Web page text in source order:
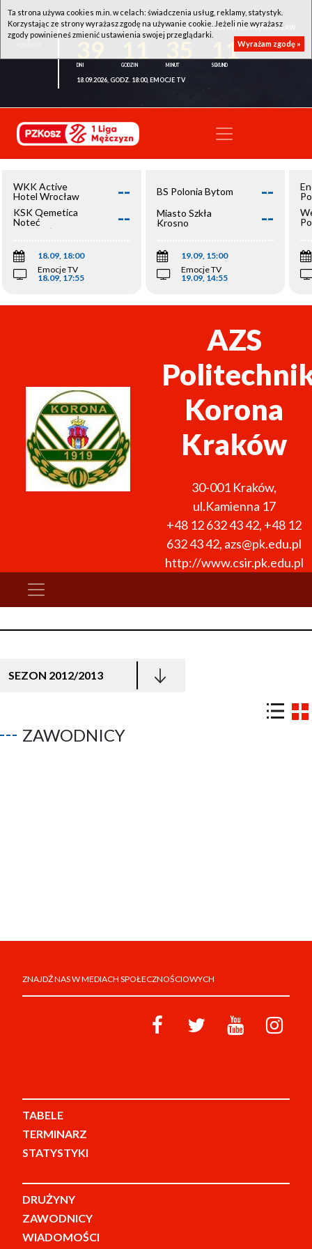
WKK ACTIVE HOTEL WROCŁAW - KSK QEMETICA NOTEĆ INOWROCŁAW
11
18.09.2026, GODZ. 18:00, EMOCJE TV
WKK Active
Hotel Wrocław
--
KSK Qemetica
Noteć
Inowrocław
--
18.09, 18:00
Emocje TV
18.09, 17:55
BS Polonia Bytom --
Miasto Szkła
Krosno
--
19.09, 15:00
Emocje TV
19.09, 14:55
AZS
Korona
Kraków
30-001 Kraków,
ul.Kamienna 17
+48 12 632 43 42, +48 12
632 43 42, azs@pk.edu.pl
http://www.csir.pk.edu.pl
SEZON 2012/2013
ZAWODNICY
ZNAJDŹ NAS W MEDIACH SPOŁECZNOŚCIOWYCH
TABELE
TERMINARZ
STATYSTYKI
DRUŻYNY
ZAWODNICY
WIADOMOŚCI
Ta strona używa cookies m.in. w celach: świadczenia usług, reklamy, statystyk.
Korzystając ze strony wyrażasz zgodę na używanie cookie. Jeżeli nie wyrażasz
zgody powinieneś zmienić ustawienia swojej przeglądarki.
Wyrażam zgodę »